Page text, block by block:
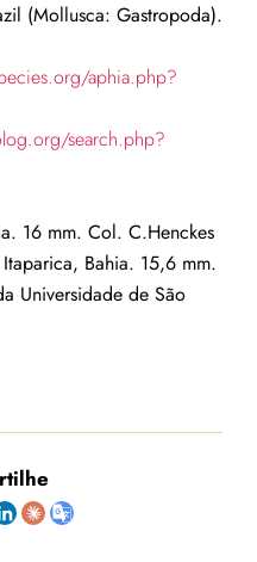
(Mollusca: Gastropoda).
aphia.php?
search.php?
16 mm. Col. C.Henckes
Bahia. 15,6 mm.
Universidade de São